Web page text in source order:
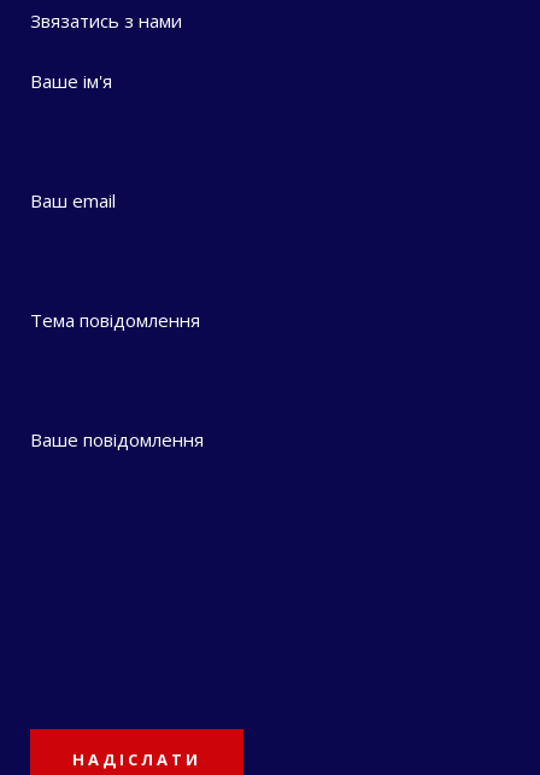
Звязатись з нами
Ваше ім'я
Ваш email
Тема повідомлення
Ваше повідомлення